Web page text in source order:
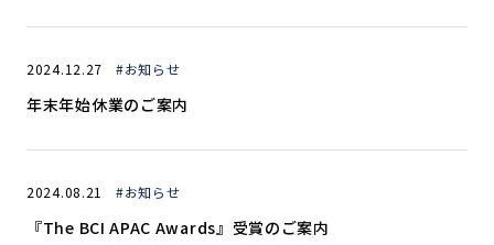
2024.12.27 #お知らせ
年末年始休業のご案内
2024.08.21 #お知らせ
『The BCI APAC Awards』受賞のご案内